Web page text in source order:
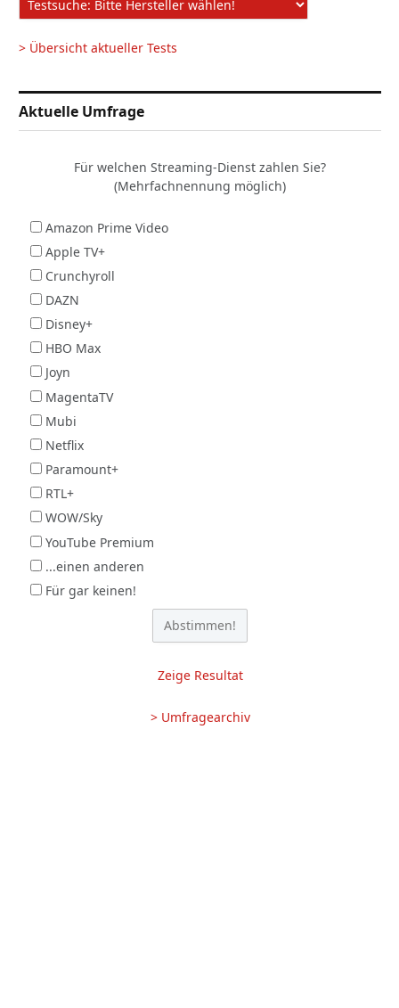
> Übersicht aktueller Tests
Aktuelle Umfrage
Für welchen Streaming-Dienst zahlen Sie?
(Mehrfachnennung möglich)
Amazon Prime Video
Apple TV+
Crunchyroll
DAZN
Disney+
HBO Max
Joyn
MagentaTV
Mubi
Netflix
Paramount+
RTL+
WOW/Sky
YouTube Premium
...einen anderen
Für gar keinen!
Zeige Resultat
> Umfragearchiv